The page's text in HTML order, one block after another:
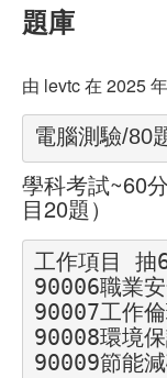
課程公告
即測即評
職安測驗
交通位置
線上報名
反應信箱
資安公告
題庫
由 levtc在 2025
電腦測驗/80
學科考試~60
目20題）
工作項目 抽
90006職業
90007工作
90008環境
90009節能